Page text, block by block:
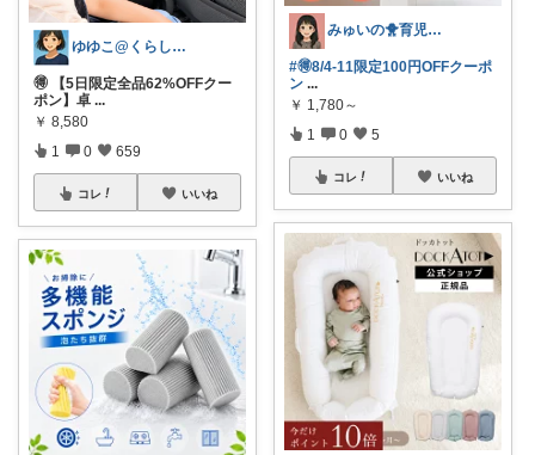
ゆゆこ@くらしを楽に便利に✨
🉐 【5日限定全品62%OFFクー
ポン】卓 ...
￥ 8,580
1 0 659
コレ いいね
みゅいの🐥育児×時短×コスパ☀️朝コレ
#🉐8/4-11限定100円OFFクーポ
ン ...
￥ 1,780～
1 0 5
コレ いいね